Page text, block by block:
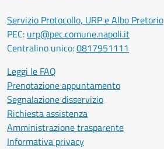
Servizio Protocollo, URP e Albo Pretorio
PEC: urp@pec.comune.napoli.it
Centralino unico:0817951111
Leggi le FAQ
Prenotazione appuntamento
Segnalazione disservizio
Richiesta assistenza
Amministrazione trasparente
Informativa privacy